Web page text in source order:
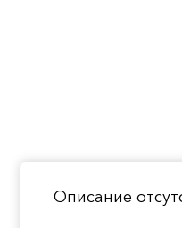
Описание